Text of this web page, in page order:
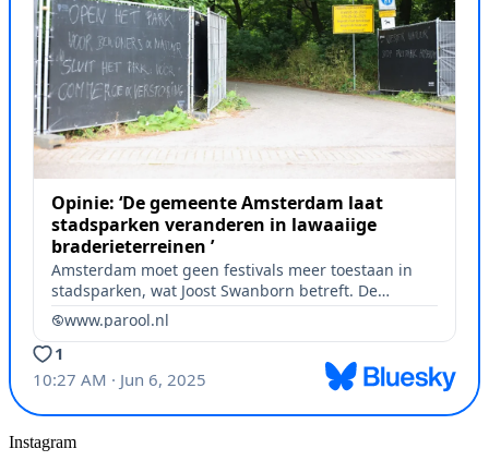
Instagram